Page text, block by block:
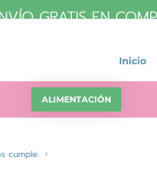
GRATIS EN
Inicio
ALIMENTACIÓN
cumple